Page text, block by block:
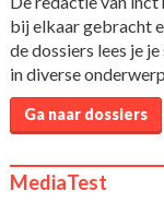
bij elkaar gebracht
de dossiers lees je
in diverse
Ga naar dossiers
MediaTest